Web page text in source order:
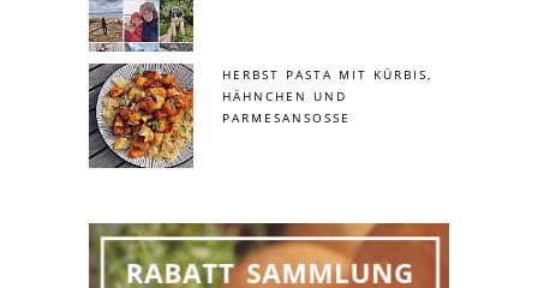
HERBST PASTA MIT KÜRBIS,
HÄHNCHEN UND
PARMESANSOSSE